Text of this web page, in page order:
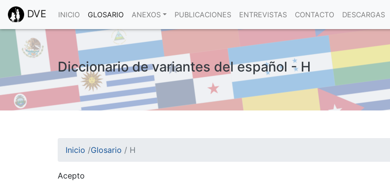
DVE INICIO GLOSARIO ANEXOS PUBLICACIONES ENTREVISTAS CONTACTO DESCARGAS
Diccionario de variantes del español - H
Inicio /Glosario / H
Acepto